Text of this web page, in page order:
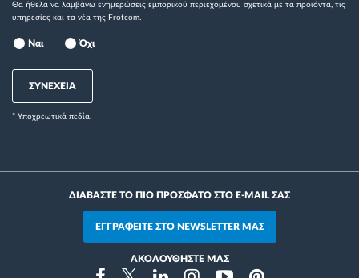
Θα ήθελα να λαμβάνω ενημερώσεις εμπορικού περιεχομένου σχετικά με τα προϊόντα, τις
υπηρεσίες και τα νέα της Frotcom.
Ναι Όχι
ΣΥΝΕΧΕΙΑ
* Yποχρεωτικά πεδία.
ΔΙΑΒΑΣΤΕ ΤΟ ΠΙΟ ΠΡΟΣΦΑΤΟ ΣΤΟ E-MAIL ΣΑΣ
ΕΓΓΡΑΦΕΙΤΕ ΣΤΟ NEWSLETTER ΜΑΣ
ΑΚΟΛΟΥΘΗΣΤΕ ΜΑΣ